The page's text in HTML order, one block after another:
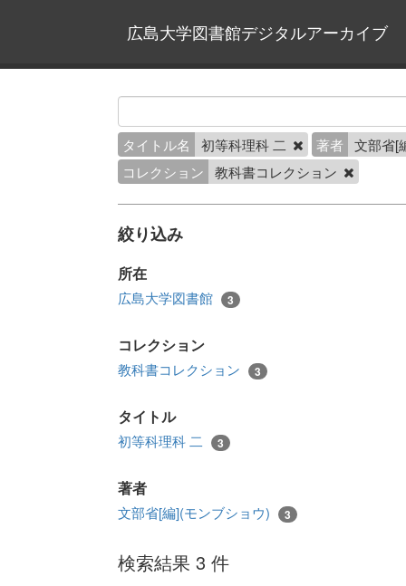
広島大学図書館デジタルアーカイブ
タイトル名 初等科理科 二 著者
文部省[
コレクション
教科書コレクション
絞り込み
所在
広島大学図書館 3
コレクション
教科書コレクション 3
タイトル
初等科理科 二 3
著者
文部省[編](モンブショウ) 3
検索結果 3 件